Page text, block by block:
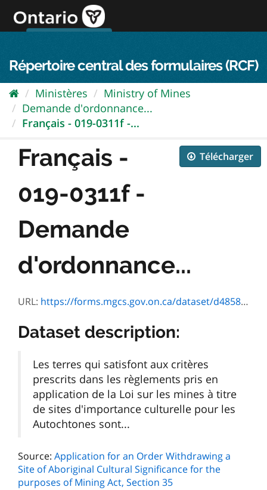
directement
au
Répertoire central des formulaires (RCF)
Ministères
Ministry of Mines
Demande d'ordonnance...
Français - 019-0311f -...
Télécharger
Français -
019-0311f -
Demande
d'ordonnance...
URL: https://forms.mgcs.gov.on.ca/dataset/d4858cf6-12b1-4b8b-a76e-7e60bcb4d623/resource/3bf609ef-22c4-4e6e-8269-01cea2d28717/download/0311f.pdf
Dataset description:
Les terres qui satisfont aux critères
prescrits dans les règlements pris en
application de la Loi sur les mines à titre
de sites d'importance culturelle pour les
Autochtones sont...
Source: Application for an Order Withdrawing a
Site of Aboriginal Cultural Significance for the
purposes of Mining Act, Section 35